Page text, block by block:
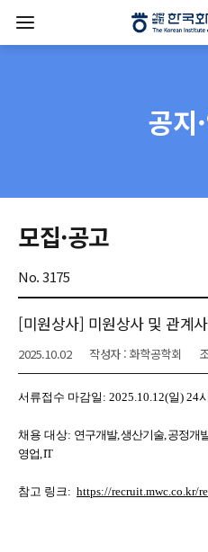
공지
모집·공고
No. 3175
[미원상사] 미원상사 및 관계
2025.10.02 작성자 : 화학공학회